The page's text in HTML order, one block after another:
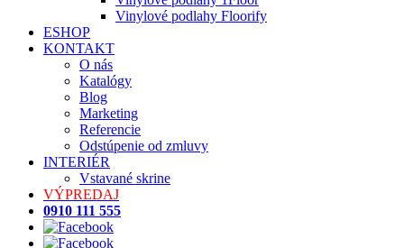
Vinylové podlahy Floorify
ESHOP
KONTAKT
O nás
Katalógy
Blog
Marketing
Referencie
Odstúpenie od zmluvy
INTERIÉR
Vstavané skrine
VÝPREDAJ
0910 111 555